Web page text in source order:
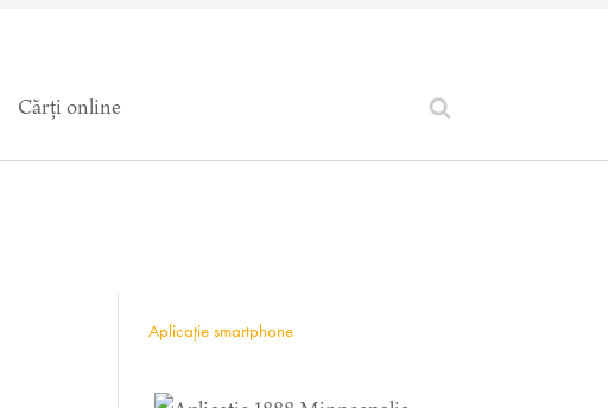
Cărți online
Aplicație smartphone